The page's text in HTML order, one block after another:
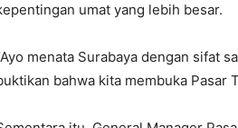
umat yang lebih besar.
menata Surabaya dengan sifat
bahwa kita membuka Pasar